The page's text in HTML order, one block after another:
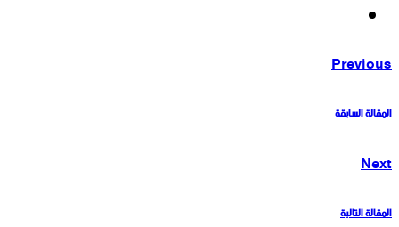
Previous
المقالة السابقة
Next
المقالة التالية